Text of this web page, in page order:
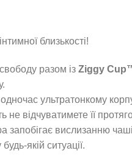
близькості!
разом із Ziggy
ультратонкому
не відчуватимете її
запобігає вислизанню
якій ситуації.